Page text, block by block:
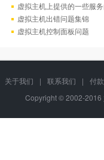
虚拟主机上提供的一些服
虚拟主机出错问题集锦
虚拟主机控制面板问题
关于我们 | 联系我们 |
付
Copyright © 2002-